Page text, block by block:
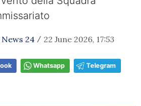
24 / 22 June 2026, 17:53
Whatsapp Telegram